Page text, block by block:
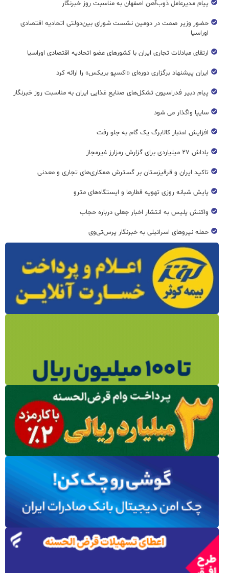
پیام مدیرعامل ذوب‌آهن اصفهان به مناسبت روز خبرنگار
حضور وزیر صمت در دومین نشست شورای بین‌دولتی اتحادیه اقتصادی
اوراسیا
ارتقای مبادلات تجاری ایران با کشورهای عضو اتحادیه اقتصادی اوراسیا
ایران پیشنهاد برگزاری دوره‌ای «اکسپو بریکس» را ارائه کرد
پیام دبیر فدراسیون تشکل‌های صنایع غذایی ایران به مناسبت روز خبرنگار
سایپا واگذار می شود
افزایش اعتبار کالابرگ یک گام به جلو رفت
پاداش ۲۷ میلیاردی برای گزارش رمزارز غیرمجاز
تاکید ایران و قرقیزستان بر گسترش همکاری‌های تجاری و معدنی
پایش شبانه روزی تهویه قطار‌ها و ایستگاه‌های مترو
واکنش پلیس به انتشار اخبار جعلی درباره حجاب
حمله نیروهای اسرائیلی به خبرنگار پرس‌تی‌وی